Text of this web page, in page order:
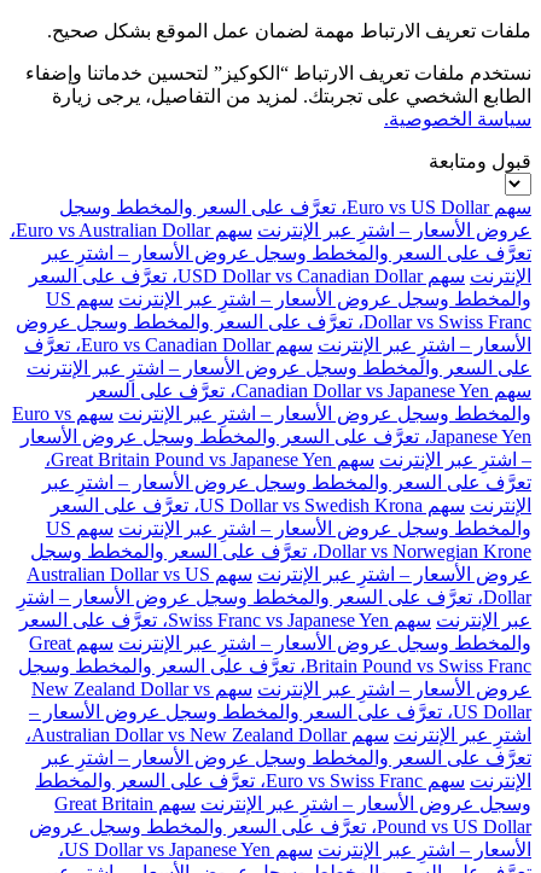
ملفات تعريف الارتباط مهمة لضمان عمل الموقع بشكل صحيح.
نستخدم ملفات تعريف الارتباط “الكوكيز” لتحسين خدماتنا وإضفاء
الطابع الشخصي على تجربتك. لمزيد من التفاصيل، يرجى زيارة
سياسة الخصوصية.
قبول ومتابعة
سهم Euro vs US Dollar، تعرَّف على السعر والمخطط وسجل
عروض الأسعار – اشترِ عبر الإنترنت
سهم Euro vs Australian Dollar،
تعرَّف على السعر والمخطط وسجل عروض الأسعار – اشترِ عبر
الإنترنت
سهم USD Dollar vs Canadian Dollar، تعرَّف على السعر
والمخطط وسجل عروض الأسعار – اشترِ عبر الإنترنت
سهم US
Dollar vs Swiss Franc، تعرَّف على السعر والمخطط وسجل عروض
الأسعار – اشترِ عبر الإنترنت
سهم Euro vs Canadian Dollar، تعرَّف
على السعر والمخطط وسجل عروض الأسعار – اشترِ عبر الإنترنت
سهم Canadian Dollar vs Japanese Yen، تعرَّف على السعر
والمخطط وسجل عروض الأسعار – اشترِ عبر الإنترنت
سهم Euro vs
Japanese Yen، تعرَّف على السعر والمخطط وسجل عروض الأسعار
– اشترِ عبر الإنترنت
سهم Great Britain Pound vs Japanese Yen،
تعرَّف على السعر والمخطط وسجل عروض الأسعار – اشترِ عبر
الإنترنت
سهم US Dollar vs Swedish Krona، تعرَّف على السعر
والمخطط وسجل عروض الأسعار – اشترِ عبر الإنترنت
سهم US
Dollar vs Norwegian Krone، تعرَّف على السعر والمخطط وسجل
عروض الأسعار – اشترِ عبر الإنترنت
سهم Australian Dollar vs US
Dollar، تعرَّف على السعر والمخطط وسجل عروض الأسعار – اشترِ
عبر الإنترنت
سهم Swiss Franc vs Japanese Yen، تعرَّف على السعر
والمخطط وسجل عروض الأسعار – اشترِ عبر الإنترنت
سهم Great
Britain Pound vs Swiss Franc، تعرَّف على السعر والمخطط وسجل
عروض الأسعار – اشترِ عبر الإنترنت
سهم New Zealand Dollar vs
US Dollar، تعرَّف على السعر والمخطط وسجل عروض الأسعار –
اشترِ عبر الإنترنت
سهم Australian Dollar vs New Zealand Dollar،
تعرَّف على السعر والمخطط وسجل عروض الأسعار – اشترِ عبر
الإنترنت
سهم Euro vs Swiss Franc، تعرَّف على السعر والمخطط
وسجل عروض الأسعار – اشترِ عبر الإنترنت
سهم Great Britain
Pound vs US Dollar، تعرَّف على السعر والمخطط وسجل عروض
الأسعار – اشترِ عبر الإنترنت
سهم US Dollar vs Japanese Yen،